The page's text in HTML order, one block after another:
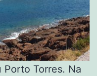
Torres. Na